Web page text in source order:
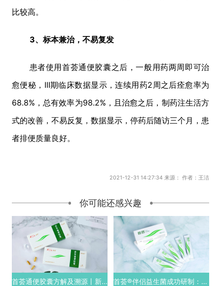
比较高。
3、标本兼治，不易复发
患者使用首荟通便胶囊之后，一般用药两周即可治
愈便秘，III期临床数据显示，连续用药2周之后痊愈率为
68.8%，总有效率为98.2%，且治愈之后，制药注生活方
式的改善，不易反复，数据显示，停药后随访三个月，患
者排便质量良好。
2021-12-31 14:27:34 来源： 作者：王洁
你可能还感兴趣
首荟通便胶囊方解及溯源丨新版解读 首荟®伴侣益生菌成功研制：从独家配方解析，它为何是乳酸菌类的便秘“克星”